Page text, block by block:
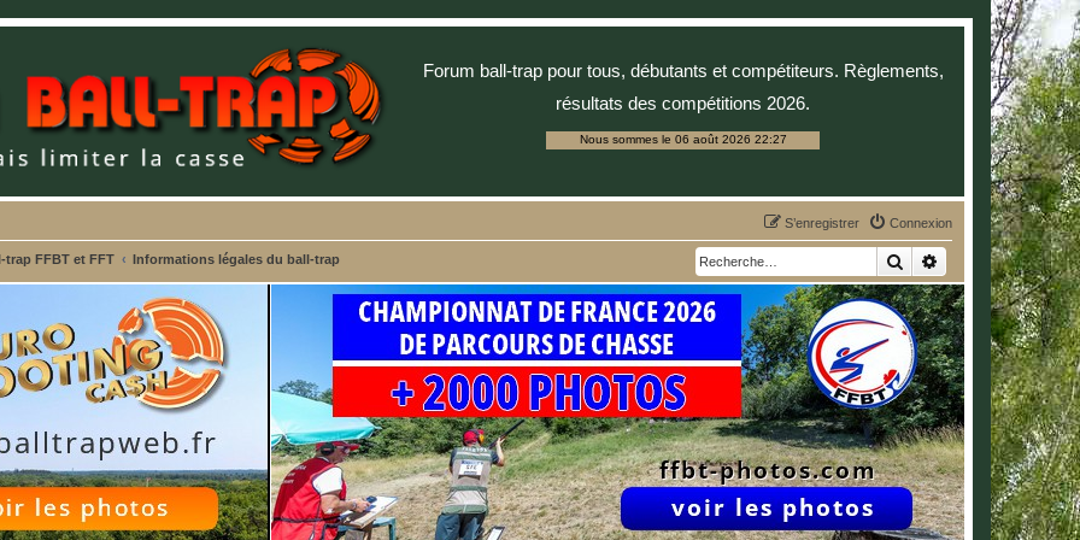
Forum ball-trap pour tous, débutants et compétiteurs. Règlements,
résultats des compétitions 2026.
Nous sommes le 06 août 2026 22:27
Connexion
S’enregistrer
FFBT et FFT Informations légales du ball-trap RechercherRecherche avancée